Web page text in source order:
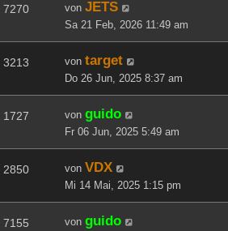
7270 von JETS
Sa 21 Feb, 2026 11:49 am
3213 von target
Do 26 Jun, 2025 8:37 am
1727 von guido
Fr 06 Jun, 2025 5:49 am
2850 von VDX
Mi 14 Mai, 2025 1:15 pm
7155 von guido